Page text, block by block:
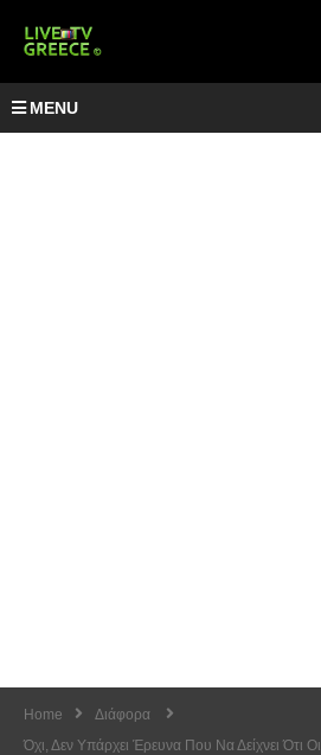
MENU
Home
Διάφορα
Όχι, Δεν Υπάρχει Έρευνα Που Να Δείχνει Ότι Οι